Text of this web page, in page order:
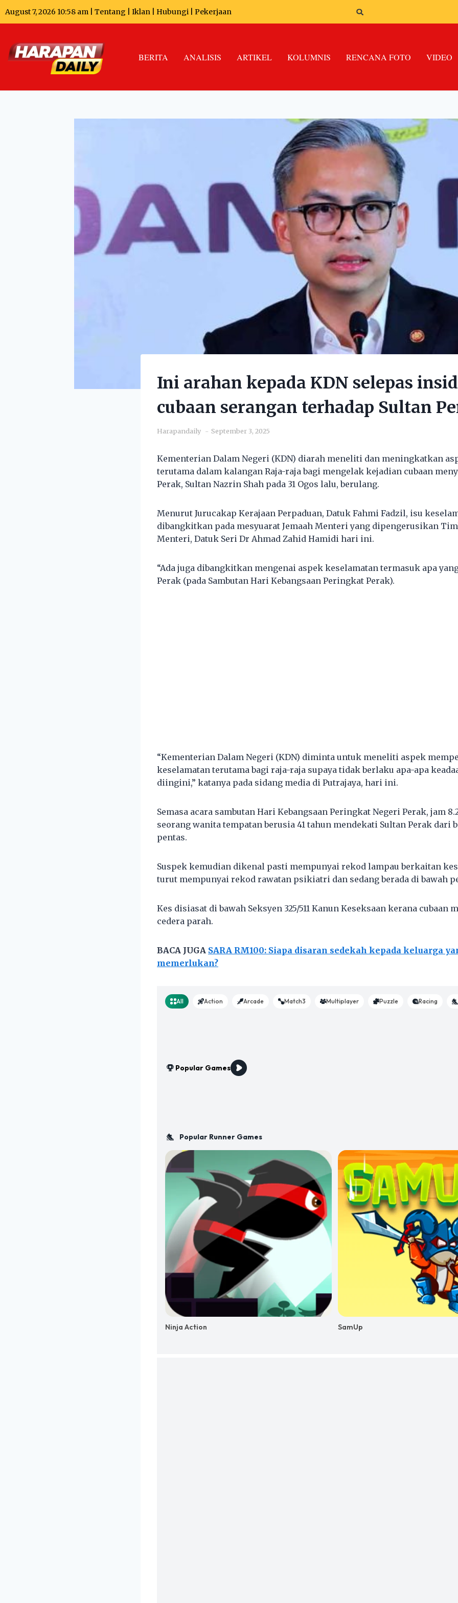
August 7, 2026 10:58 am | Tentang Iklan Hubungi Pekerjaan
BERITA ANALISIS ARTIKEL KOLUMNIS RENCANA FOTO VIDEO
Ini arahan kepada KDN selepas
cubaan serangan terhadap Sultan
Harapandaily September 3, 2025
Kementerian Dalam Negeri (KDN) diarah meneliti dan meningkatkan
terutama dalam kalangan Raja-raja bagi mengelak kejadian cubaan
Perak, Sultan Nazrin Shah pada 31 Ogos lalu, berulang.
Menurut Jurucakap Kerajaan Perpaduan, Datuk Fahmi Fadzil, isu
dibangkitkan pada mesyuarat Jemaah Menteri yang dipengerusikan
Menteri, Datuk Seri Dr Ahmad Zahid Hamidi hari ini.
“Ada juga dibangkitkan mengenai aspek keselamatan termasuk apa
Perak (pada Sambutan Hari Kebangsaan Peringkat Perak).
“Kementerian Dalam Negeri (KDN) diminta untuk meneliti aspek
keselamatan terutama bagi raja-raja supaya tidak berlaku apa-apa
diingini,” katanya pada sidang media di Putrajaya, hari ini.
Semasa acara sambutan Hari Kebangsaan Peringkat Negeri Perak, jam
seorang wanita tempatan berusia 41 tahun mendekati Sultan Perak dari
pentas.
Suspek kemudian dikenal pasti mempunyai rekod lampau berkaitan
turut mempunyai rekod rawatan psikiatri dan sedang berada di bawah
Kes disiasat di bawah Seksyen 325/511 Kanun Keseksaan kerana cubaan
cedera parah.
BACA JUGA SARA RM100: Siapa disaran sedekah kepada keluarga
memerlukan?